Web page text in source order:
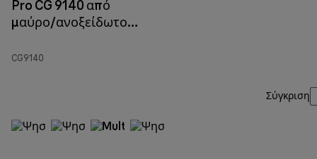
Pro CG 9140 από
μαύρο/ανοξείδωτο
CG9140
Σύγκριση